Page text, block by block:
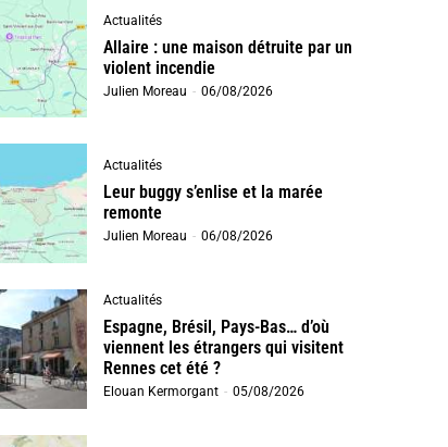
Actualités
Allaire : une maison détruite par un
violent incendie
Julien Moreau - 06/08/2026
Actualités
Leur buggy s’enlise et la marée
remonte
Julien Moreau - 06/08/2026
Actualités
Espagne, Brésil, Pays-Bas… d’où
viennent les étrangers qui visitent
Rennes cet été ?
Elouan Kermorgant - 05/08/2026